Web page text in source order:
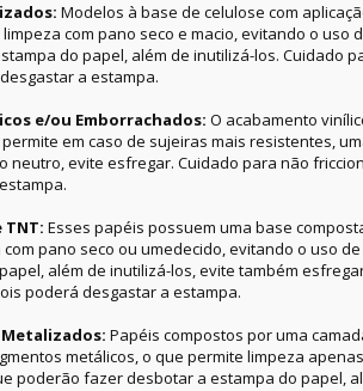
Modelos à base de celulose com
com pano seco e macio, evitando o
do papel, além de inutilizá-los. Cuidado
a estampa.
e/ou Emborrachados: O acabamento
em caso de sujeiras mais resistentes,
neutro, evite esfregar. Cuidado para não
TNT: Esses papéis possuem uma base
com pano seco ou umedecido, evitando o uso
além de inutilizá-los, evite também
poderá desgastar a estampa.
Metalizados: Papéis compostos por uma
metálicos, o que permite limpeza
poderão fazer desbotar a estampa do papel,